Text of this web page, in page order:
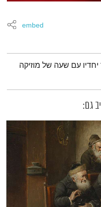
embed
עם שעה של מוזיקה
גם: